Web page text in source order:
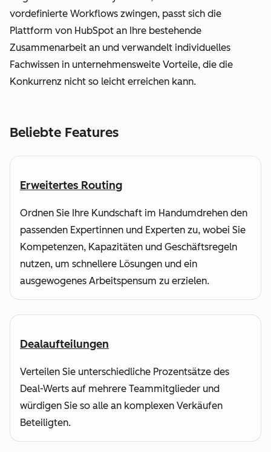
vordefinierte Workflows zwingen, passt sich die
Plattform von HubSpot an Ihre bestehende
Zusammenarbeit an und verwandelt individuelles
Fachwissen in unternehmensweite Vorteile, die die
Konkurrenz nicht so leicht erreichen kann.
Beliebte Features
Erweitertes Routing
Ordnen Sie Ihre Kundschaft im Handumdrehen den
passenden Expertinnen und Experten zu, wobei Sie
Kompetenzen, Kapazitäten und Geschäftsregeln
nutzen, um schnellere Lösungen und ein
ausgewogenes Arbeitspensum zu erzielen.
Dealaufteilungen
Verteilen Sie unterschiedliche Prozentsätze des
Deal-Werts auf mehrere Teammitglieder und
würdigen Sie so alle an komplexen Verkäufen
Beteiligten.